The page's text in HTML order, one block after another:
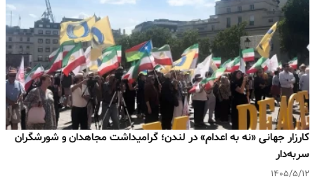
کارزار جهانی «نه به اعدام» در لندن؛ گرامیداشت مجاهدان و شورشگران
سربه‌دار
۱۴۰۵/۵/۱۲